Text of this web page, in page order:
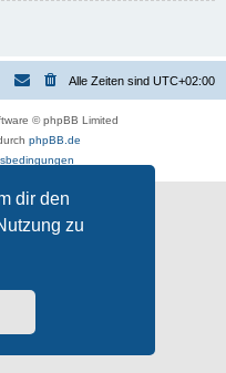
dir den
zu
Alle Zeiten sind UTC+02:00
© phpBB Limited
phpBB.de